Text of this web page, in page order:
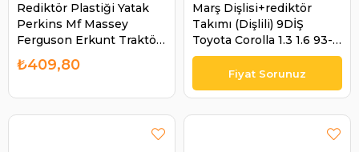
Rediktör Plastiği Yatak
Perkins Mf Massey
Ferguson Erkunt Traktör
Jcb İş Makinası Yale
Forklift RT420 | DODO
₺409,80
Marş Dişlisi+rediktör
Takımı (Dişlili) 9DİŞ
Toyota Corolla 1.3 1.6 93-
97 Dişli İle Birlikte |
BYPART UPT6572EM